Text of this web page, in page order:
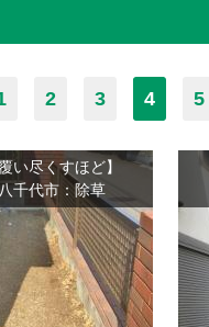
2 3 4 5
い尽くすほど】
千代市：除草